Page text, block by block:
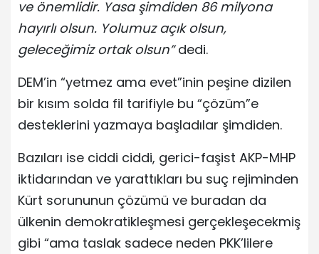
ve önemlidir. Yasa şimdiden 86 milyona
hayırlı olsun. Yolumuz açık olsun,
geleceğimiz ortak olsun”dedi.
DEM’in “yetmez ama evet”inin peşine dizilen
bir kısım solda fil tarifiyle bu “çözüm”e
desteklerini yazmaya başladılar şimdiden.
Bazıları ise ciddi ciddi, gerici-faşist AKP-MHP
iktidarından ve yarattıkları bu suç rejiminden
Kürt sorununun çözümü ve buradan da
ülkenin demokratikleşmesi gerçekleşecekmiş
gibi “ama taslak sadece neden PKK’lilere